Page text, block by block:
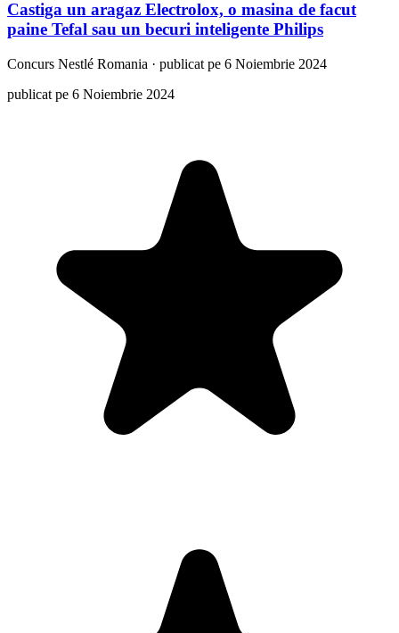
Castiga un aragaz Electrolox, o masina de facut
paine Tefal sau un becuri inteligente Philips
Concurs Nestlé Romania · publicat pe 6 Noiembrie 2024
publicat pe 6 Noiembrie 2024